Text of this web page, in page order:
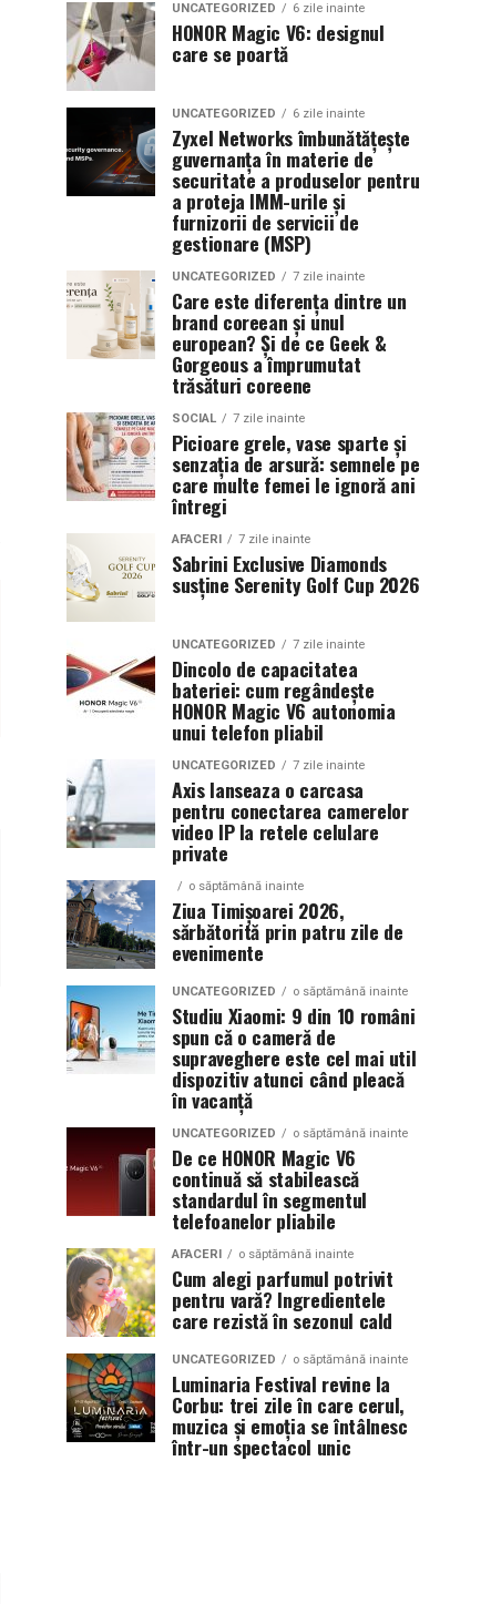
UNCATEGORIZED 6 zile inainte
HONOR Magic V6: designul
care se poartă
UNCATEGORIZED 6 zile inainte
Zyxel Networks îmbunătățește
guvernanța în materie de
securitate a produselor pentru
a proteja IMM-urile și
furnizorii de servicii de
gestionare (MSP)
UNCATEGORIZED 7 zile inainte
Care este diferența dintre un
brand coreean și unul
european? Și de ce Geek &
Gorgeous a împrumutat
trăsături coreene
SOCIAL 7 zile inainte
Picioare grele, vase sparte și
senzația de arsură: semnele pe
care multe femei le ignoră ani
întregi
AFACERI 7 zile inainte
Sabrini Exclusive Diamonds
susține Serenity Golf Cup 2026
UNCATEGORIZED 7 zile inainte
Dincolo de capacitatea
bateriei: cum regândește
HONOR Magic V6 autonomia
unui telefon pliabil
UNCATEGORIZED 7 zile inainte
Axis lanseaza o carcasa
pentru conectarea camerelor
video IP la retele celulare
private
o săptămână inainte
Ziua Timișoarei 2026,
sărbătorită prin patru zile de
evenimente
UNCATEGORIZED o săptămână inainte
Studiu Xiaomi: 9 din 10 români
spun că o cameră de
supraveghere este cel mai util
dispozitiv atunci când pleacă
în vacanță
UNCATEGORIZED o săptămână inainte
De ce HONOR Magic V6
continuă să stabilească
standardul în segmentul
telefoanelor pliabile
AFACERI o săptămână inainte
Cum alegi parfumul potrivit
pentru vară? Ingredientele
care rezistă în sezonul cald
UNCATEGORIZED o săptămână inainte
Luminaria Festival revine la
Corbu: trei zile în care cerul,
muzica și emoția se întâlnesc
într-un spectacol unic